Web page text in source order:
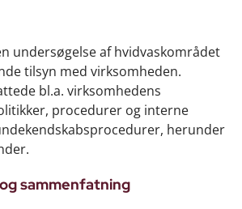
undersøgelse af hvidvaskområdet
tilsyn med virksomheden.
bl.a. virksomhedens
procedurer og interne
herunder
sammenfatning